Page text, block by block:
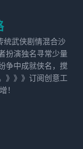
统武侠剧情混合沙
扮演独名寻常少量
争中成就侠名，搅
》》》订阅创意工
！